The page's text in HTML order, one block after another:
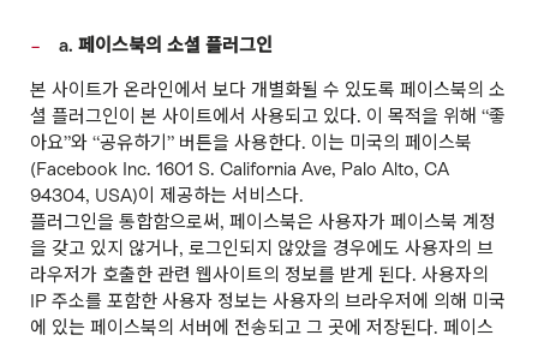
a. 페이스북의 소셜 플러그인
본 사이트가 온라인에서 보다 개별화될 수 있도록 페이스북의 소
셜 플러그인이 본 사이트에서 사용되고 있다. 이 목적을 위해 “좋
아요”와 “공유하기” 버튼을 사용한다. 이는 미국의 페이스북
(Facebook Inc. 1601 S. California Ave, Palo Alto, CA
94304, USA)이 제공하는 서비스다.
플러그인을 통합함으로써, 페이스북은 사용자가 페이스북 계정
을 갖고 있지 않거나, 로그인되지 않았을 경우에도 사용자의 브
라우저가 호출한 관련 웹사이트의 정보를 받게 된다. 사용자의
IP 주소를 포함한 사용자 정보는 사용자의 브라우저에 의해 미국
에 있는 페이스북의 서버에 전송되고 그 곳에 저장된다. 페이스